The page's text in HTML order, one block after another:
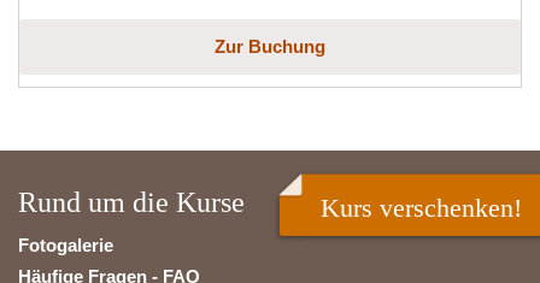
Zur Buchung
Rund um die Kurse
Fotogalerie
Häufige Fragen - FAQ
Kurs verschenken!